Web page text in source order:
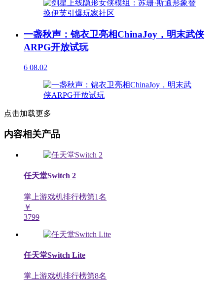
一盏秋声：锦衣卫亮相ChinaJoy，明末武侠
ARPG开放试玩
6 08.02
点击加载更多
内容相关产品
任天堂Switch 2
掌上游戏机排行榜第1名
￥
3799
任天堂Switch Lite
掌上游戏机排行榜第8名